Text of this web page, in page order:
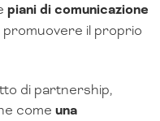
piani di comunicazione
promuovere il proprio
di partnership,
comeuna